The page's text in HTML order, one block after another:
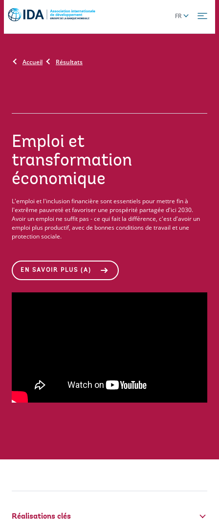
Skip
main
Global
FR
Accueil Résultats
Emploi et
transformation
économique
L'emploi et l'inclusion financière sont essentiels pour mettre fin à
l'extrême pauvreté et favoriser une prospérité partagée d'ici 2030.
Avoir un emploi ne suffit pas - ce qui fait la différence, c'est d'avoir un
emploi plus productif, avec de bonnes conditions de travail et une
protection sociale.
EN SAVOIR PLUS (A)
tab
Réalisations clés